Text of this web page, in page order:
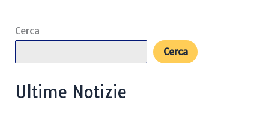
Cerca
Cerca
Ultime Notizie